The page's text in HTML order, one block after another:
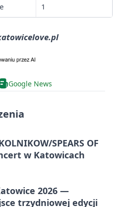
1
Google News
SPEARS OF
w Katowicach
2026 —
trzydniowej edycji